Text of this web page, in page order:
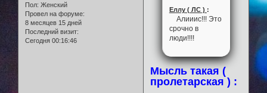
Пол: Женский
Провел на форуме:
8 месяцев 15 дней
Последний визит:
Сегодня 00:16:46
Еллу ( ЛС ) :
Алииис!!! Это
срочно в
люди!!!!
Мысль такая (
пролетарская ) :